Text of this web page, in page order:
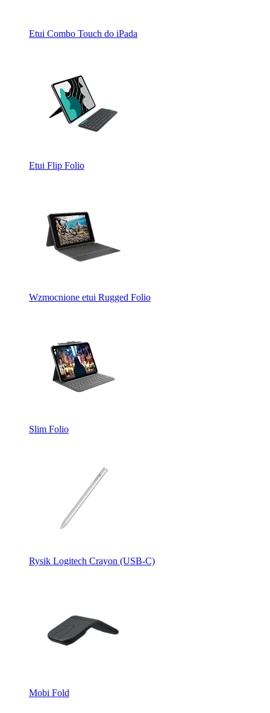
Etui Combo Touch do iPada
Etui Flip Folio
Wzmocnione etui Rugged Folio
Slim Folio
Rysik Logitech Crayon (USB-C)
Mobi Fold